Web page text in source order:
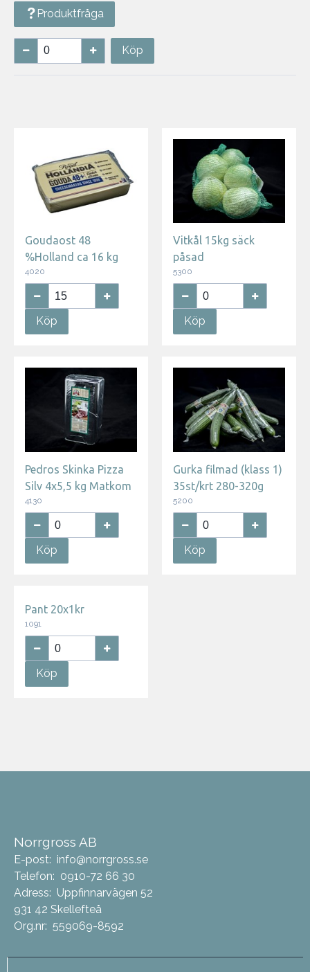
Produktfråga
Köp
Goudaost 48
%Holland ca 16 kg
4020
Köp
Vitkål 15kg säck
påsad
5300
Köp
Pedros Skinka Pizza
Silv 4x5,5 kg Matkom
4130
Köp
Gurka filmad (klass 1)
35st/krt 280-320g
5200
Köp
Pant 20x1kr
1091
Köp
Norrgross AB
E-post: info@norrgross.se
Telefon: 0910-72 66 30
Adress: Uppfinnarvägen 52
931 42 Skellefteå
Org.nr: 559069-8592